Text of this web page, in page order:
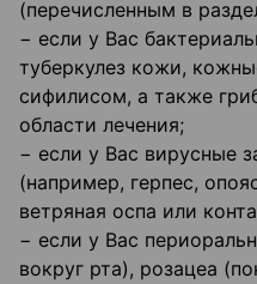
(перечисленным в
− если у Вас
туберкулез кожи,
сифилисом, а также
области лечения;
− если у Вас вирусные
(например, герпес,
ветряная оспа или
− если у Вас
вокруг рта), розацеа